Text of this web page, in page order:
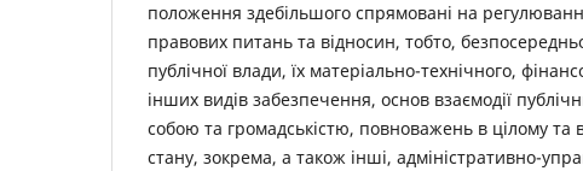
положення здебільшого спрямовані на
правових питань та відносин, тобто,
публічної влади, їх матеріально-технічного,
інших видів забезпечення, основ взаємодії
собою та громадськістю, повноважень в цілому та
стану, зокрема, а також інші, адміністративно-